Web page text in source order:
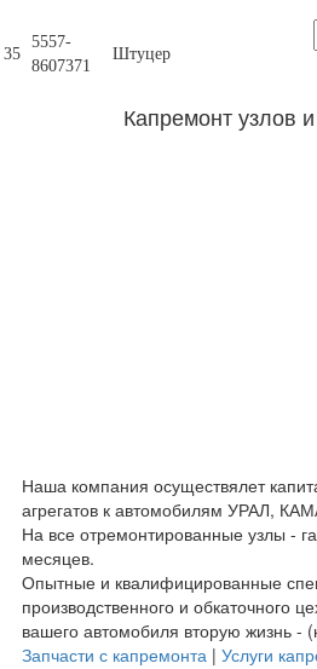
35
5557-
8607371
Штуцер
Капремонт узлов и
Наша компания осуществялет
агрегатов к автомобилям УРАЛ,
На все отремонтированные узлы -
месяцев.
Опытные и квалифицированные
производственного и обкаточного
вашего автомобиля вторую жизнь -
Запчасти с капремонта | Услуги